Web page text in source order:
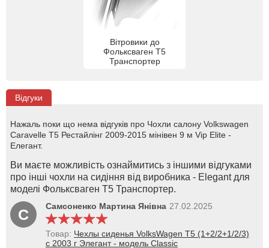
Вітровики до
Фольксваген Т5
Транспортер
Відгуки
Нажаль поки що нема відгуків про Чохли салону Volkswagen
Caravelle T5 Рестайлінг 2009-2015 мінівен 9 м Vip Elite -
Елегант.
Ви маєте можливість ознаймитись з іншими відгуками
про інші чохли на сидіння від виробника - Elegant для
моделі Фольксваген Т5 Транспортер.
С Самсоненко Мартина Янівна 27.02.2025
Товар: Чехлы сиденья VolksWagen T5 (1+2/2+1/2/3)
c 2003 г Элегант - модель Classic